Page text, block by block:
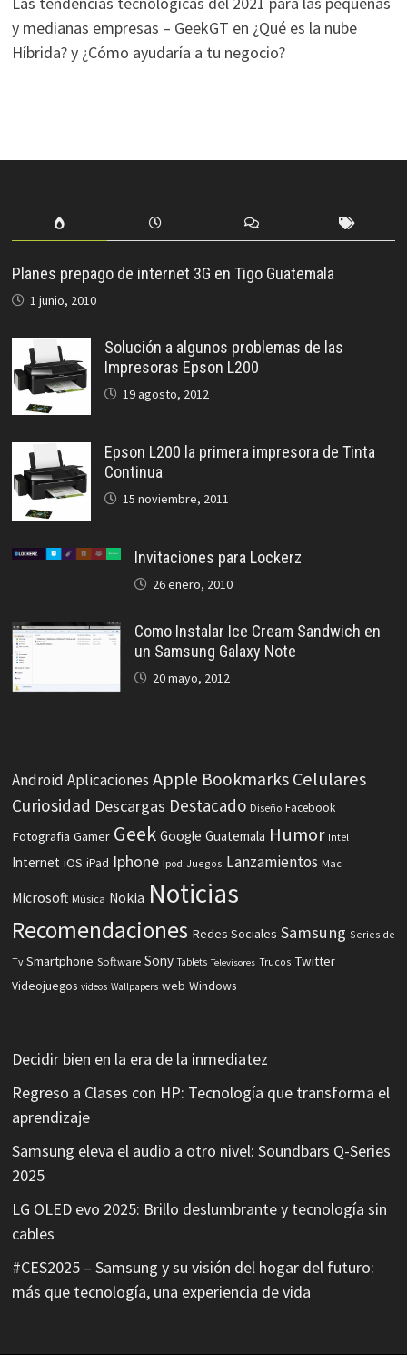
y medianas empresas – GeekGT en ¿Qué es la nube
Híbrida? y ¿Cómo ayudaría a tu negocio?
Planes prepago de internet 3G en Tigo Guatemala
1 junio, 2010
Solución a algunos problemas de las
Impresoras Epson L200
19 agosto, 2012
Epson L200 la primera impresora de Tinta
Continua
15 noviembre, 2011
Invitaciones para Lockerz
26 enero, 2010
Como Instalar Ice Cream Sandwich en
un Samsung Galaxy Note
20 mayo, 2012
Android Aplicaciones Apple Bookmarks Celulares
Curiosidad Descargas Destacado Diseño Facebook
Fotografia Gamer Geek Google Guatemala Humor Intel
Internet iOS iPad Iphone Ipod Juegos Lanzamientos Mac
Microsoft Música Nokia Noticias
Recomendaciones Redes Sociales Samsung Series de
Tv Smartphone Software Sony Tablets Televisores Trucos Twitter
Videojuegos videos Wallpapers web Windows
Decidir bien en la era de la inmediatez
Regreso a Clases con HP: Tecnología que transforma el
aprendizaje
Samsung eleva el audio a otro nivel: Soundbars Q-Series
2025
LG OLED evo 2025: Brillo deslumbrante y tecnología sin
cables
#CES2025 – Samsung y su visión del hogar del futuro:
más que tecnología, una experiencia de vida